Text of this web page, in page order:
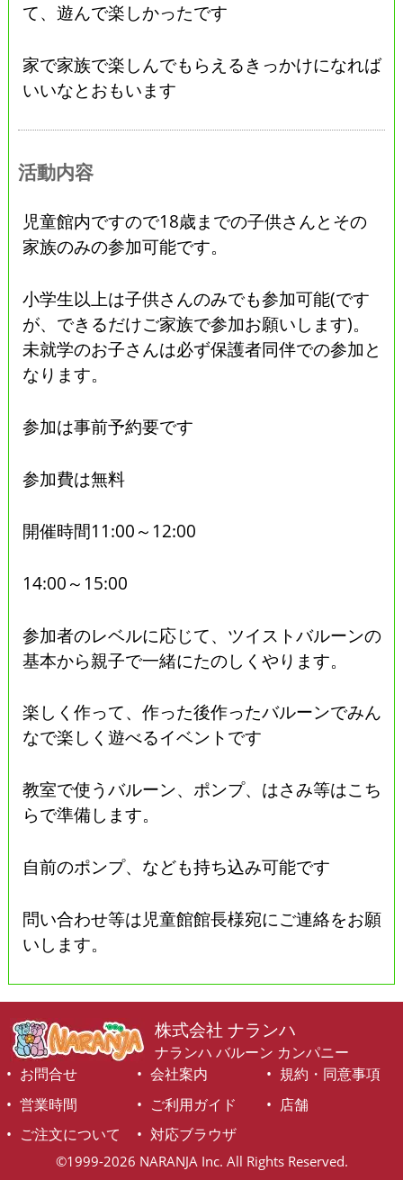
て、遊んで楽しかったです
家で家族で楽しんでもらえるきっかけになれば
いいなとおもいます
活動内容
児童館内ですので18歳までの子供さんとその
家族のみの参加可能です。
小学生以上は子供さんのみでも参加可能(です
が、できるだけご家族で参加お願いします)。
未就学のお子さんは必ず保護者同伴での参加と
なります。
参加は事前予約要です
参加費は無料
開催時間11:00～12:00
14:00～15:00
参加者のレベルに応じて、ツイストバルーンの
基本から親子で一緒にたのしくやります。
楽しく作って、作った後作ったバルーンでみん
なで楽しく遊べるイベントです
教室で使うバルーン、ポンプ、はさみ等はこち
らで準備します。
自前のポンプ、なども持ち込み可能です
問い合わせ等は児童館館長様宛にご連絡をお願
いします。
株式会社 ナランハ
ナランハ バルーン カンパニー
お問合せ
会社案内
規約・同意事項
営業時間
ご利用ガイド
店舗
ご注文について
対応ブラウザ
©1999-2026 NARANJA Inc. All Rights Reserved.